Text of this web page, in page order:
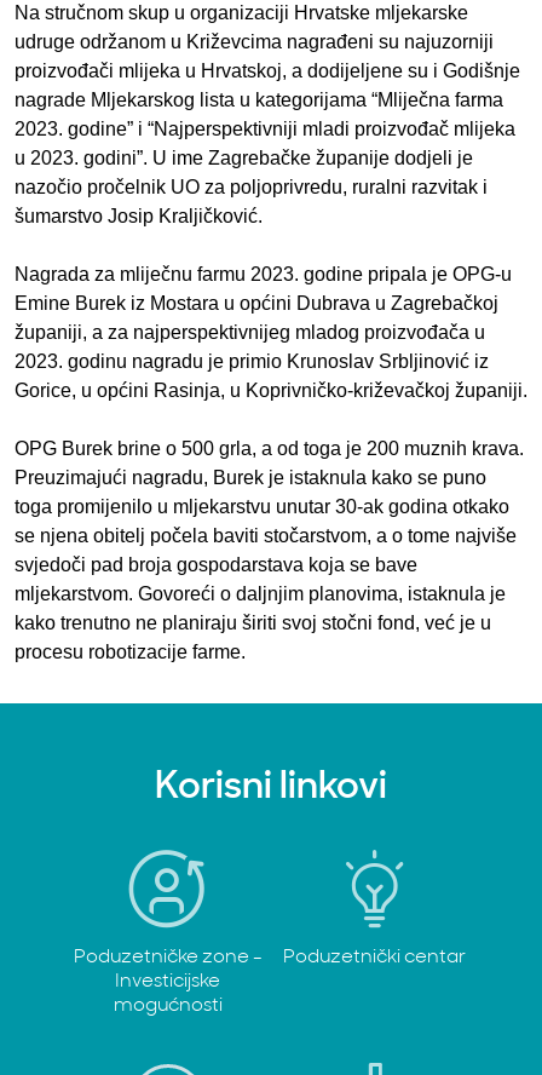
Na stručnom skup u organizaciji Hrvatske mljekarske
udruge održanom u Križevcima nagrađeni su najuzorniji
proizvođači mlijeka u Hrvatskoj, a dodijeljene su i Godišnje
nagrade Mljekarskog lista u kategorijama “Mliječna farma
2023. godine” i “Najperspektivniji mladi proizvođač mlijeka
u 2023. godini”. U ime Zagrebačke županije dodjeli je
nazočio pročelnik UO za poljoprivredu, ruralni razvitak i
šumarstvo Josip Kraljičković.
Nagrada za mliječnu farmu 2023. godine pripala je OPG-u
Emine Burek iz Mostara u općini Dubrava u Zagrebačkoj
županiji, a za najperspektivnijeg mladog proizvođača u
2023. godinu nagradu je primio Krunoslav Srbljinović iz
Gorice, u općini Rasinja, u Koprivničko-križevačkoj županiji.
OPG Burek brine o 500 grla, a od toga je 200 muznih krava.
Preuzimajući nagradu, Burek je istaknula kako se puno
toga promijenilo u mljekarstvu unutar 30-ak godina otkako
se njena obitelj počela baviti stočarstvom, a o tome najviše
svjedoči pad broja gospodarstava koja se bave
mljekarstvom. Govoreći o daljnjim planovima, istaknula je
kako trenutno ne planiraju širiti svoj stočni fond, već je u
procesu robotizacije farme.
Korisni linkovi
Poduzetničke zone -
Investicijske
mogućnosti
Poduzetnički centar